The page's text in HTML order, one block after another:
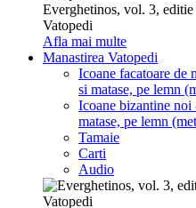
Everghetinos, vol. 3,
Vatopedi
Afla mai multe
Manastirea Vatopedi
Icoane facatoare de
si matase, pe lemn
Icoane bizantine noi
matase, pe lemn
Tamaie
Carti
Audio